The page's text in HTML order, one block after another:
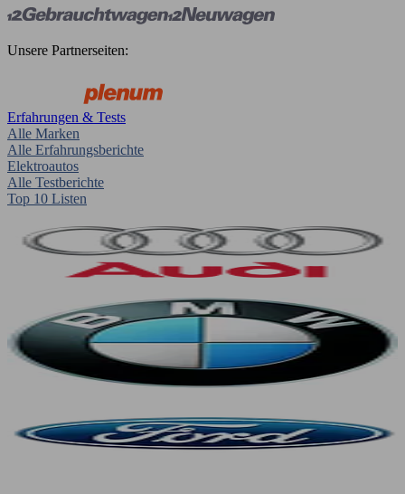
Unsere Partnerseiten:
Erfahrungen & Tests
Alle Marken
Alle Erfahrungsberichte
Elektroautos
Alle Testberichte
Top 10 Listen